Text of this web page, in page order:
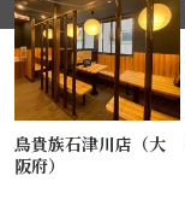
鳥貴族石津川店（大
阪府）